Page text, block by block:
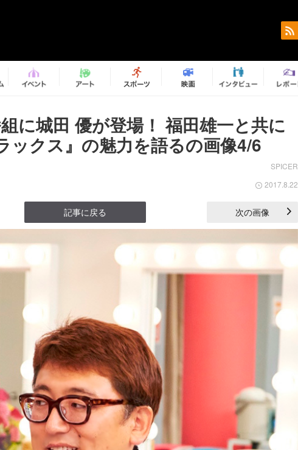
に城田 優が登場！ 福田雄一と共に
ックス』の魅力を語るの画像4/6
SPICER
2017.8.22
記事に戻る 次の画像